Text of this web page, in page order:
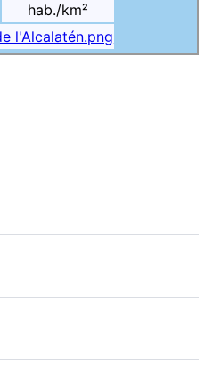
hab./km²
l'Alcalatén.png